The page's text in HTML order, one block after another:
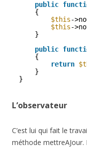
public
{
$this-
$this-
}
public
{
return
}
}
L’observateur
C’est lui qui fait le
méthode mettreAJour.